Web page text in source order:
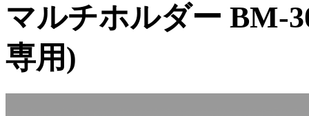
マルチホルダー BM-
専用)